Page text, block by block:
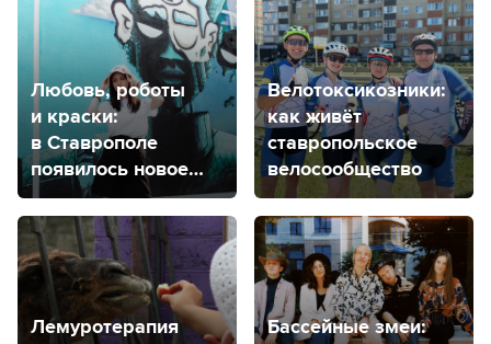
Любовь, роботы
и краски:
в Ставрополе
появилось новое
место притяжения
Велотоксикозники:
как живёт
ставропольское
велосообщество
Лемуротерапия
Бассейные змеи: